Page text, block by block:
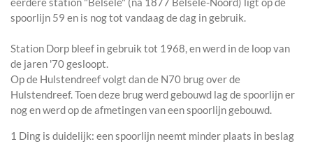
spoorlijn 59 en is nog tot vandaag de dag in gebruik.
Station Dorp bleef in gebruik tot 1968, en werd in de loop van
de jaren '70 gesloopt.
Op de Hulstendreef volgt dan de N70 brug over de
Hulstendreef. Toen deze brug werd gebouwd lag de spoorlijn er
nog en werd op de afmetingen van een spoorlijn gebouwd.
1 Ding is duidelijk: een spoorlijn neemt minder plaats in beslag